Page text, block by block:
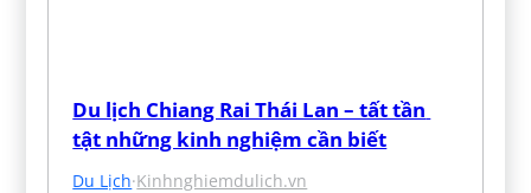
Du lịch Chiang Rai Thái Lan – tất tần
tật những kinh nghiệm cần biết
Du Lịch·Kinhnghiemdulich.vn